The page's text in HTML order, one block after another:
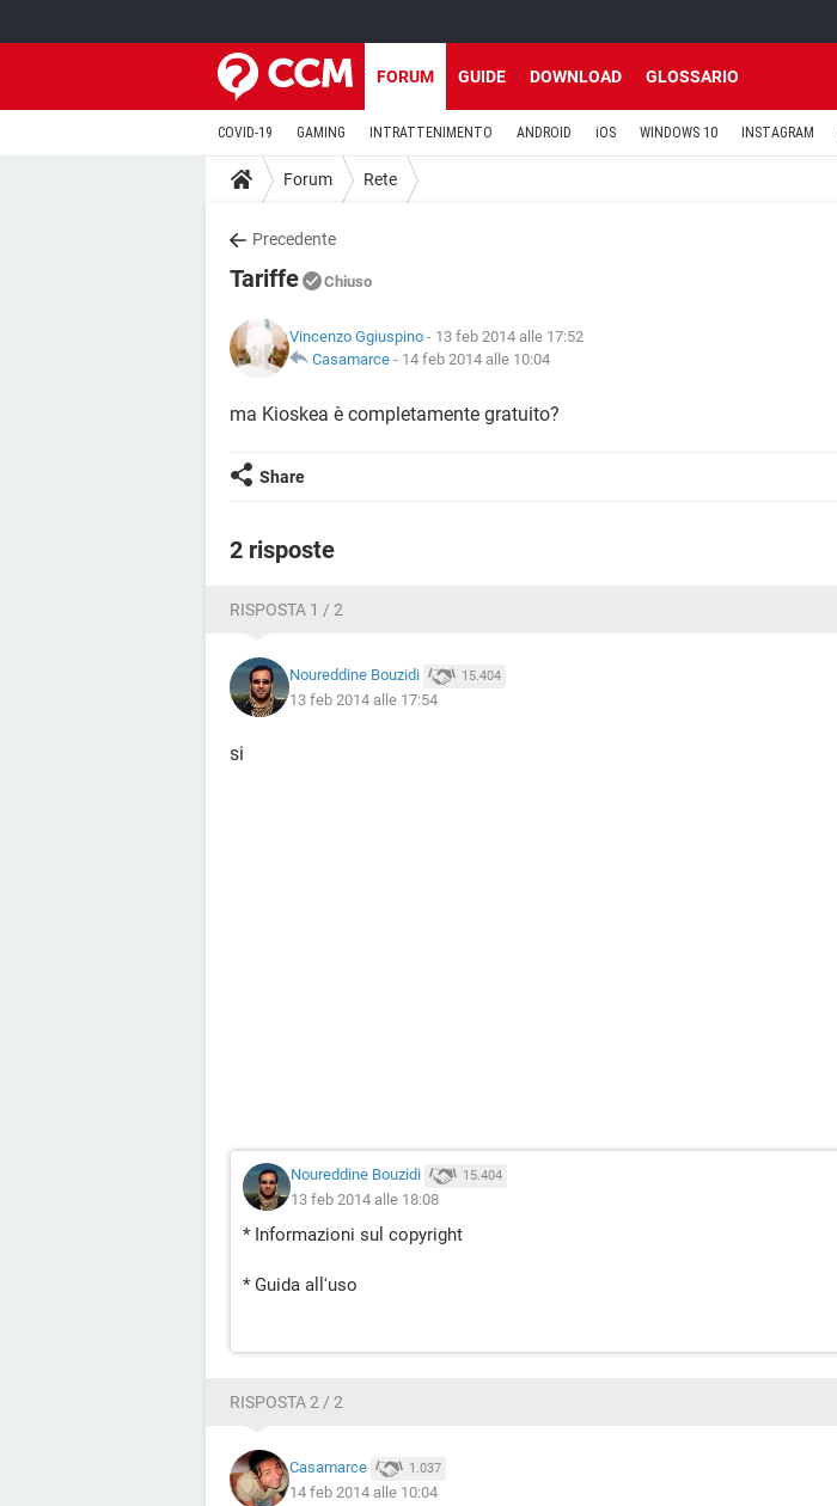
FORUM GUIDE DOWNLOAD GLOSSARIO
COVID-19 GAMING INTRATTENIMENTO ANDROID iOS WINDOWS 10 INSTAGRAM
Forum Rete
Precedente
Tariffe Chiuso
Vincenzo Ggiuspino - 13 feb 2014 alle 17:52
Casamarce - 14 feb 2014 alle 10:04
ma Kioskea è completamente gratuito?
Share
2 risposte
RISPOSTA 1 / 2
Noureddine Bouzidi 15.404
13 feb 2014 alle 17:54
si
Noureddine Bouzidi 15.404
13 feb 2014 alle 18:08
* Informazioni sul copyright
* Guida all'uso
RISPOSTA 2 / 2
Casamarce 1.037
14 feb 2014 alle 10:04